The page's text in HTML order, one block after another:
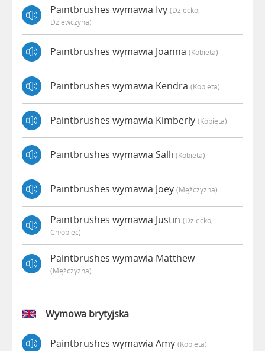
Paintbrushes wymawia Ivy (dziecko,
Dziewczyna)
Paintbrushes wymawia Joanna (kobieta)
Paintbrushes wymawia Kendra (kobieta)
Paintbrushes wymawia Kimberly (kobieta)
Paintbrushes wymawia Salli (kobieta)
Paintbrushes wymawia Joey (mężczyzna)
Paintbrushes wymawia Justin (dziecko,
Chłopiec)
Paintbrushes wymawia Matthew
(mężczyzna)
Wymowa brytyjska
Paintbrushes wymawia Amy (kobieta)